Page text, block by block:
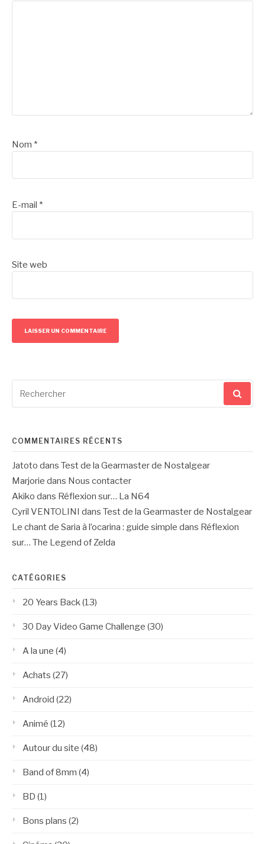
Nom *
E-mail *
Site web
pour
COMMENTAIRES RÉCENTS
Jatoto dans Test de la Gearmaster de Nostalgear
Marjorie dans Nous contacter
Akiko dans Réflexion sur… La N64
Cyril VENTOLINI
dans Test de la Gearmaster de Nostalgear
Le chant de Saria à l’ocarina : guide simple dans Réflexion
sur… The Legend of Zelda
CATÉGORIES
20 Years Back(13)
30 Day Video Game Challenge (30)
A la une (4)
Achats (27)
Android (22)
Animé (12)
Autour du site (48)
Band of 8mm (4)
BD (1)
Bons plans (2)